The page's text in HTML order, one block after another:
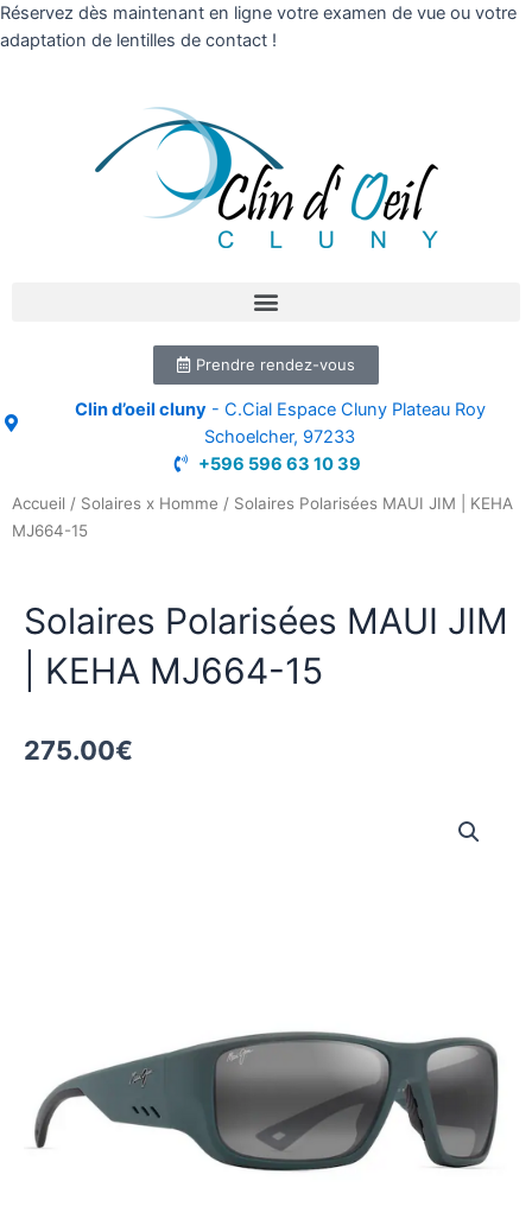
Réservez dès maintenant en ligne votre examen de vue ou votre
adaptation de lentilles de contact !
Prendre rendez-vous
Clin d’oeil cluny- C.Cial Espace Cluny Plateau Roy
Schoelcher, 97233
+596 596 63 10 39
Accueil / Solaires x Homme / Solaires Polarisées MAUI JIM | KEHA
MJ664-15
Solaires Polarisées MAUI JIM
| KEHA MJ664-15
275.00€